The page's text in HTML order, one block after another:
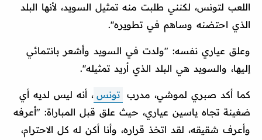
اللعب لتونس، لكنني طلبت منه تمثيل السويد، لأنها البلد
الذي احتضنه وساهم في تطويره''.
وعلق عياري نفسه: "ولدت في السويد وأشعر بانتمائي
إليها، والسويد هي البلد الذي أريد تمثيله''.
كما أكد صبري لموشي، مدرب تونس ، أنه ليس لديه أي
ضغينة تجاه ياسين عياري، حيث علق قبل المباراة: "أعرفه
وأعرف شقيقه، لقد اتخذ قراره، وأنا أكن له كل الاحترام،